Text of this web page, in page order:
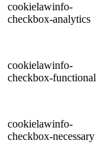
cookielawinfo-
checkbox-analytics
cookielawinfo-
checkbox-functional
cookielawinfo-
checkbox-necessary